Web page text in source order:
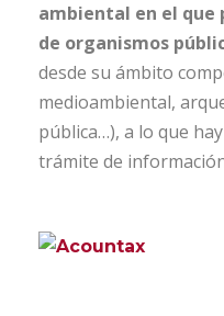
ambiental en el que
de organismos
desde su ámbito
medioambiental,
pública…), a lo que
trámite de